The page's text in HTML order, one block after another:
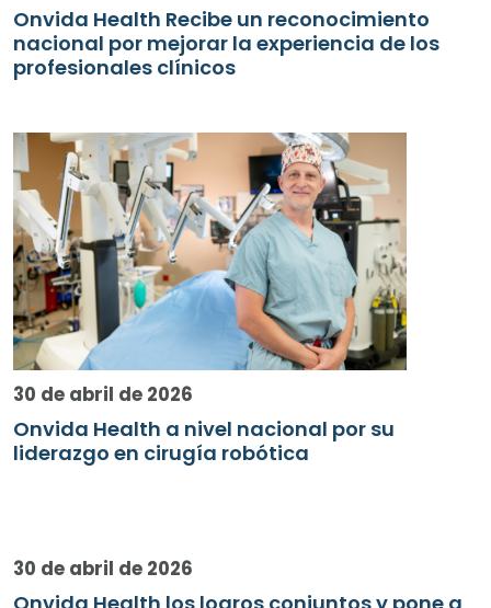
Onvida Health Recibe un reconocimiento
nacional por mejorar la experiencia de los
profesionales clínicos
30 de abril de 2026
Onvida Health a nivel nacional por su
liderazgo en cirugía robótica
30 de abril de 2026